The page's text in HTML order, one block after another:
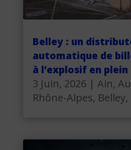
Belley : un
automatique de
à l’explosif en
3 Juin, 2026| Ain,
Rhône-Alpes, Belley,